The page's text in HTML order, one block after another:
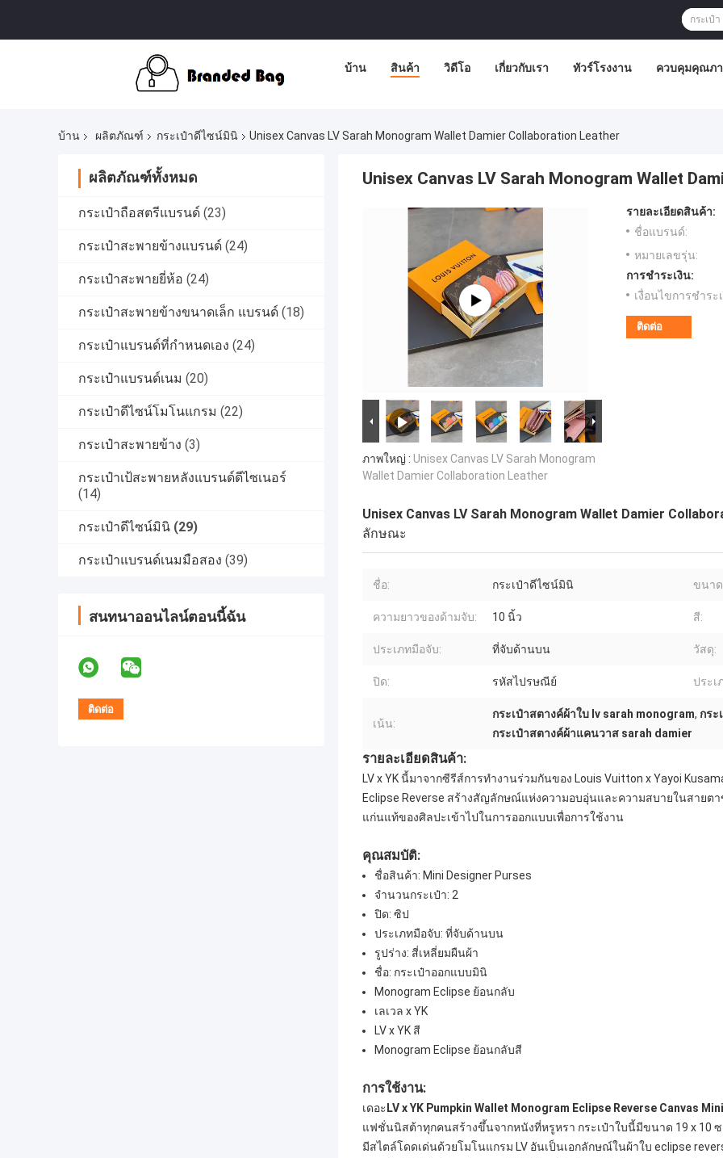
บ้าน สินค้า วิดีโอ เกี่ยวกับเรา ทัวร์โรงงาน ควบคุมคุณภ
บ้าน ผลิตภัณฑ์ กระเป๋าดีไซน์มินิ Unisex Canvas LV Sarah Monogram Wallet Damier Collaboration Leather
ผลิตภัณฑ์ทั้งหมด
กระเป๋าถือสตรีแบรนด์ (23)
กระเป๋าสะพายข้างแบรนด์ (24)
กระเป๋าสะพายยี่ห้อ (24)
กระเป๋าสะพายข้างขนาดเล็ก แบรนด์ (18)
กระเป๋าแบรนด์ที่กำหนดเอง (24)
กระเป๋าแบรนด์เนม (20)
กระเป๋าดีไซน์โมโนแกรม (22)
กระเป๋าสะพายข้าง (3)
กระเป๋าเป้สะพายหลังแบรนด์ดีไซเนอร์
(14)
กระเป๋าดีไซน์มินิ (29)
กระเป๋าแบรนด์เนมมือสอง (39)
สนทนาออนไลน์ตอนนี้ฉัน
Unisex Canvas LV Sarah Monogram Wallet
ภาพใหญ่ : Unisex Canvas LV Sarah Monogram
Wallet Damier Collaboration Leather
รายละเอียดสินค้า:
ชื่อแบรนด์:
หมายเลขรุ่น:
การชำระเงิน:
เงื่อนไขการชำระ
ติดต่อ
Unisex Canvas LV Sarah Monogram Wallet Damier
ลักษณะ
ชื่อ: กระเป๋าดีไซน์มินิ ขนาด
ความยาวของด้ามจับ: 10 นิ้ว สี:
ประเภทมือจับ: ที่จับด้านบน วัสดุ:
ปิด: รหัสไปรษณีย์ ประเ
เน้น:
กระเป๋าสตางค์ผ้าใบ lv sarah monogram, กระ
กระเป๋าสตางค์ผ้าแคนวาส sarah damier
รายละเอียดสินค้า:
LV x YK นี้มาจากซีรีส์การทำงานร่วมกันของ Louis Vuitton x Yayoi
Eclipse Reverse สร้างสัญลักษณ์แห่งความอบอุ่นและความสบายในสาย
แก่นแท้ของศิลปะเข้าไปในการออกแบบเพื่อการใช้งาน
คุณสมบัติ:
ชื่อสินค้า: Mini Designer Purses
จำนวนกระเป๋า: 2
ปิด: ซิป
ประเภทมือจับ: ที่จับด้านบน
รูปร่าง: สี่เหลี่ยมผืนผ้า
ชื่อ: กระเป๋าออกแบบมินิ
Monogram Eclipse ย้อนกลับ
เลเวล x YK
LV x YK สี
Monogram Eclipse ย้อนกลับสี
การใช้งาน:
เดอะ LV x YK Pumpkin Wallet Monogram Eclipse Reverse Canvas
แฟชั่นนิสต้าทุกคนสร้างขึ้นจากหนังที่หรูหรา กระเป๋าใบนี้มีขนาด 19 x 10
มีสไตล์โดดเด่นด้วยโมโนแกรม LV อันเป็นเอกลักษณ์ในผ้าใบ eclipse